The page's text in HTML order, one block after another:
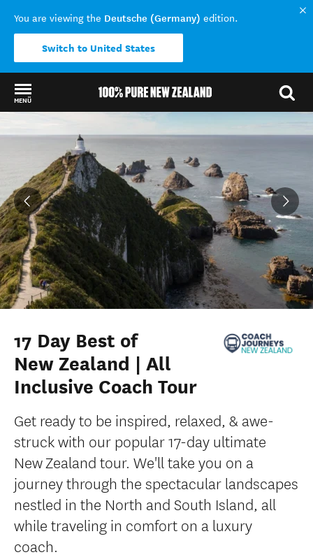
You are viewing the Deutsche (Germany) edition.
Switch to United States
MENÜ
17 Day Best of
New Zealand | All
Inclusive Coach Tour
Get ready to be inspired, relaxed, & awe-
struck with our popular 17-day ultimate
New Zealand tour. We'll take you on a
journey through the spectacular landscapes
nestled in the North and South Island, all
while traveling in comfort on a luxury
coach.